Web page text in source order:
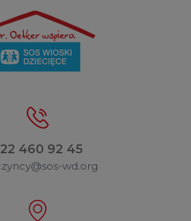
460 92 45
wd.org